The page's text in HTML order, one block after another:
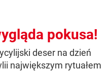
pokusa!
deser na dzień
największym rytuałem